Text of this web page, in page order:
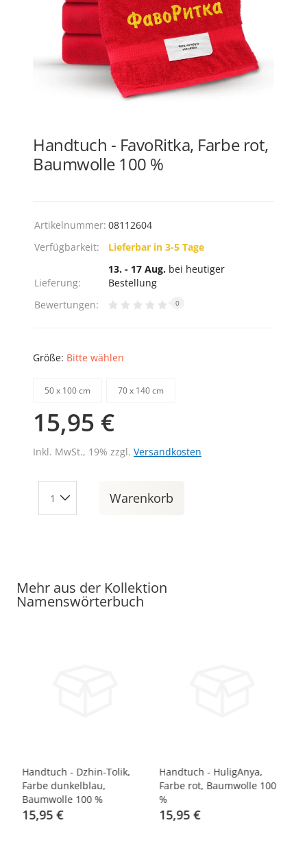
Handtuch - FavoRitka, Farbe rot,
Baumwolle 100 %
Artikelnummer: 08112604
Verfügbarkeit:
Lieferbar in 3-5 Tage
Lieferung:
13. - 17 Aug. bei heutiger
Bestellung
Bewertungen:
0
Größe: Bitte wählen
50 х 100 cm 70 х 140 cm
15,95 €
Inkl. MwSt., 19% zzgl. Versandkosten
Warenkorb
Mehr aus der Kollektion
Namenswörterbuch
Handtuch - Dzhin-Tolik,
Farbe dunkelblau,
Baumwolle 100 %
15,95 €
Handtuch - HuligAnya,
Farbe rot, Baumwolle 100
%
15,95 €